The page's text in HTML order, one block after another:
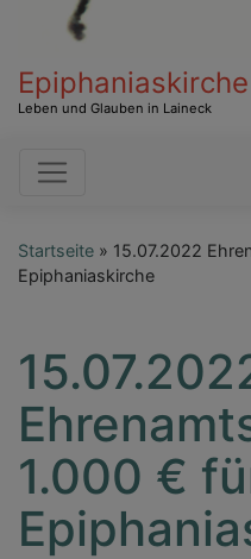
Leben und Glauben in Laineck
Startseite
15.07.2022
Epiphaniaskirche
1.000 €